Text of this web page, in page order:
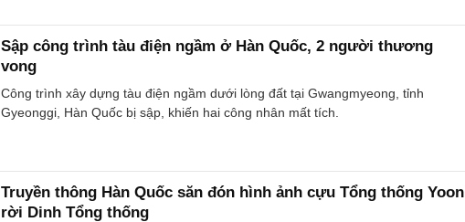
Sập công trình tàu điện ngầm ở Hàn Quốc, 2 người thương
vong
Công trình xây dựng tàu điện ngầm dưới lòng đất tại Gwangmyeong, tỉnh
Gyeonggi, Hàn Quốc bị sập, khiến hai công nhân mất tích.
Truyền thông Hàn Quốc săn đón hình ảnh cựu Tổng thống Yoon
rời Dinh Tổng thống